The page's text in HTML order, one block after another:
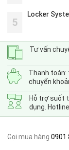
5
Locker
Tư vấn
Thanh toán:
chuyển
Hỗ trợ suốt
dụng.
Gọi mua hàng 0901